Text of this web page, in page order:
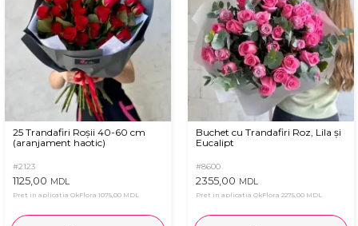
25 Trandafiri Roșii 40-60 cm
(aranjament haotic)
#2123
1125,00 MDL
Pret in aplicatia OkFlora 1075,00 MDL
Buchet cu Trandafiri Roz, Lila și
Eucalipt
#8600
2355,00 MDL
Pret in aplicatia OkFlora 2275,00 MDL